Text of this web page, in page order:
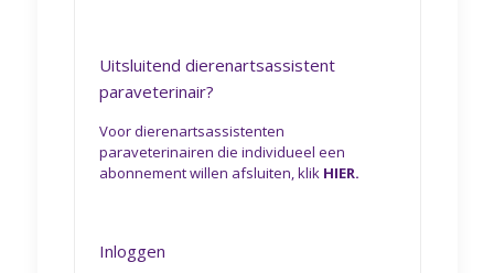
Uitsluitend dierenartsassistent
paraveterinair?
Voor dierenartsassistenten
paraveterinairen die individueel een
abonnement willen afsluiten, klik HIER.
Inloggen